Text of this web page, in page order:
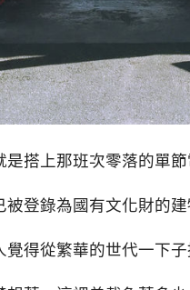
搭上那班次零落的單
登錄為國有文化財的
得從繁華的世代一下